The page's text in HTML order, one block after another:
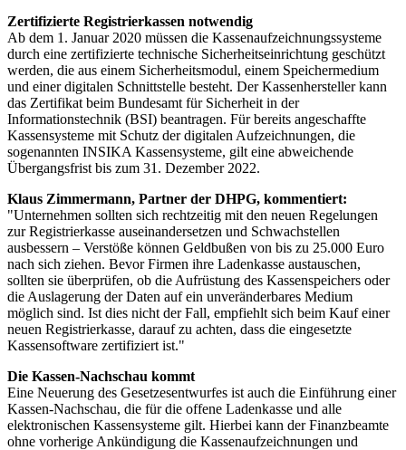
Zertifizierte Registrierkassen notwendig
Ab dem 1. Januar 2020 müssen die Kassenaufzeichnungssysteme
durch eine zertifizierte technische Sicherheitseinrichtung geschützt
werden, die aus einem Sicherheitsmodul, einem Speichermedium
und einer digitalen Schnittstelle besteht. Der Kassenhersteller kann
das Zertifikat beim Bundesamt für Sicherheit in der
Informationstechnik (BSI) beantragen. Für bereits angeschaffte
Kassensysteme mit Schutz der digitalen Aufzeichnungen, die
sogenannten INSIKA Kassensysteme, gilt eine abweichende
Übergangsfrist bis zum 31. Dezember 2022.
Klaus Zimmermann, Partner der DHPG, kommentiert:
"Unternehmen sollten sich rechtzeitig mit den neuen Regelungen
zur Registrierkasse auseinandersetzen und Schwachstellen
ausbessern – Verstöße können Geldbußen von bis zu 25.000 Euro
nach sich ziehen. Bevor Firmen ihre Ladenkasse austauschen,
sollten sie überprüfen, ob die Aufrüstung des Kassenspeichers oder
die Auslagerung der Daten auf ein unveränderbares Medium
möglich sind. Ist dies nicht der Fall, empfiehlt sich beim Kauf einer
neuen Registrierkasse, darauf zu achten, dass die eingesetzte
Kassensoftware zertifiziert ist."
Die Kassen-Nachschau kommt
Eine Neuerung des Gesetzesentwurfes ist auch die Einführung einer
Kassen-Nachschau, die für die offene Ladenkasse und alle
elektronischen Kassensysteme gilt. Hierbei kann der Finanzbeamte
ohne vorherige Ankündigung die Kassenaufzeichnungen und